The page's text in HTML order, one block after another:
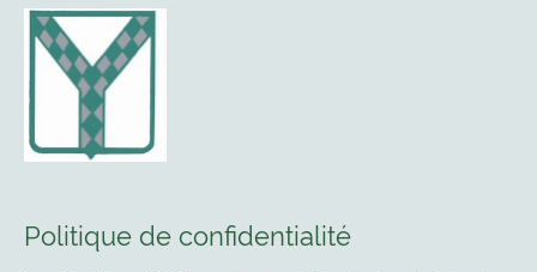
Politique de confidentialité